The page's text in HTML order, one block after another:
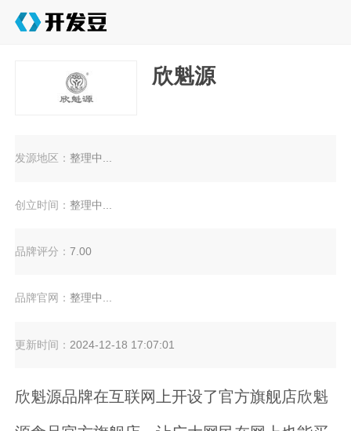
欣魁源
发源地区：整理中...
创立时间：整理中...
品牌评分：7.00
品牌官网：整理中...
更新时间： 2024-12-18 17:07:01
欣魁源品牌在互联网上开设了官方旗舰店欣魁